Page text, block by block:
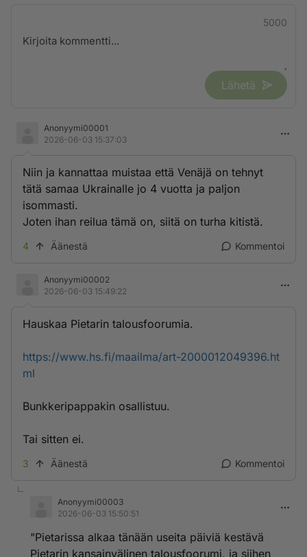
5000
Lähetä
Anonyymi00001
2026-06-03 15:37:03
Niin ja kannattaa muistaa että Venäjä on tehnyt
tätä samaa Ukrainalle jo 4 vuotta ja paljon
isommasti.
Joten ihan reilua tämä on, siitä on turha kitistä.
4 Äänestä Kommentoi
Anonyymi00002
2026-06-03 15:49:22
Hauskaa Pietarin talousfoorumia.
https://www.hs.fi/maailma/art-2000012049396.ht
ml
Bunkkeripappakin osallistuu.
Tai sitten ei.
3 Äänestä Kommentoi
Anonyymi00003
2026-06-03 15:50:51
"Pietarissa alkaa tänään useita päiviä kestävä
Pietarin kansainvälinen talousfoorumi, ja siihen